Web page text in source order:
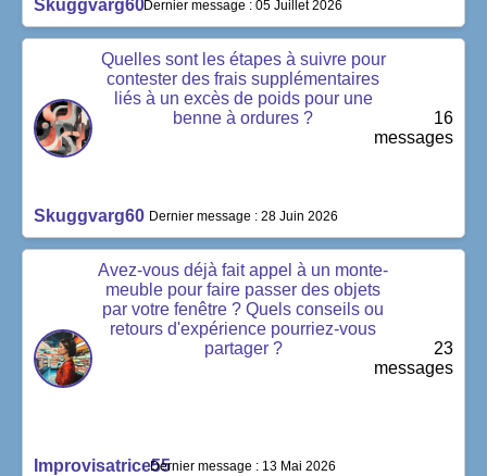
Skuggvarg60Dernier message : 05 Juillet 2026
Quelles sont les étapes à suivre pour
contester des frais supplémentaires
liés à un excès de poids pour une
benne à ordures ?
Skuggvarg60
16
messages
Dernier message : 28 Juin 2026
Avez-vous déjà fait appel à un monte-
meuble pour faire passer des objets
par votre fenêtre ? Quels conseils ou
retours d'expérience pourriez-vous
partager ?
Improvisatrice55
23
messages
Dernier message : 13 Mai 2026